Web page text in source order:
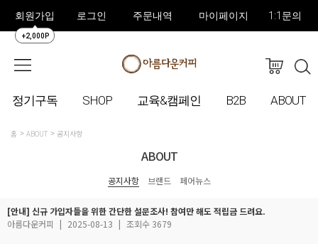
회원가입
+2,000P
로그인 주문내역 마이페이지 1:1문의
정기구독 SHOP 교육&캠페인 B2B ABOUT
홈 ABOUT 공지사항
ABOUT
공지사항 브랜드 페어뉴스
[안내] 신규 가입자들을 위한 간단한 설문조사! 참여만 해도 적립금 드려요.
아름다운커피
| 2025-08-13 | 조회수 3679